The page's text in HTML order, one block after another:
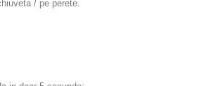
/ pe perete.